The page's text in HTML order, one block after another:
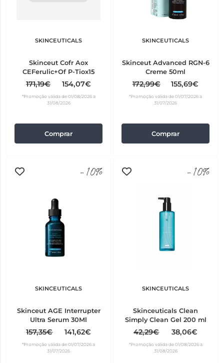
SKINCEUTICALS
Skinceut Cofr Aox
CEFerulic+Of P-Tiox15
171,19€ 154,07€
*Promoção válida de 01/08/2026 a
31/08/2026
Comprar
SKINCEUTICALS
Skinceut Advanced RGN-6
Creme 50ml
172,99€ 155,69€
*Promoção válida de 01/07/2026 a
31/07/2026
Comprar
-10%
SKINCEUTICALS
Skinceut AGE Interrupter
Ultra Serum 30Ml
157,35€ 141,62€
*Promoção válida de 01/07/2026 a
31/07/2026
-10%
SKINCEUTICALS
Skinceuticals Clean
Simply Clean Gel 200 ml
42,29€ 38,06€
*Promoção válida de 01/08/2026 a
31/08/2026